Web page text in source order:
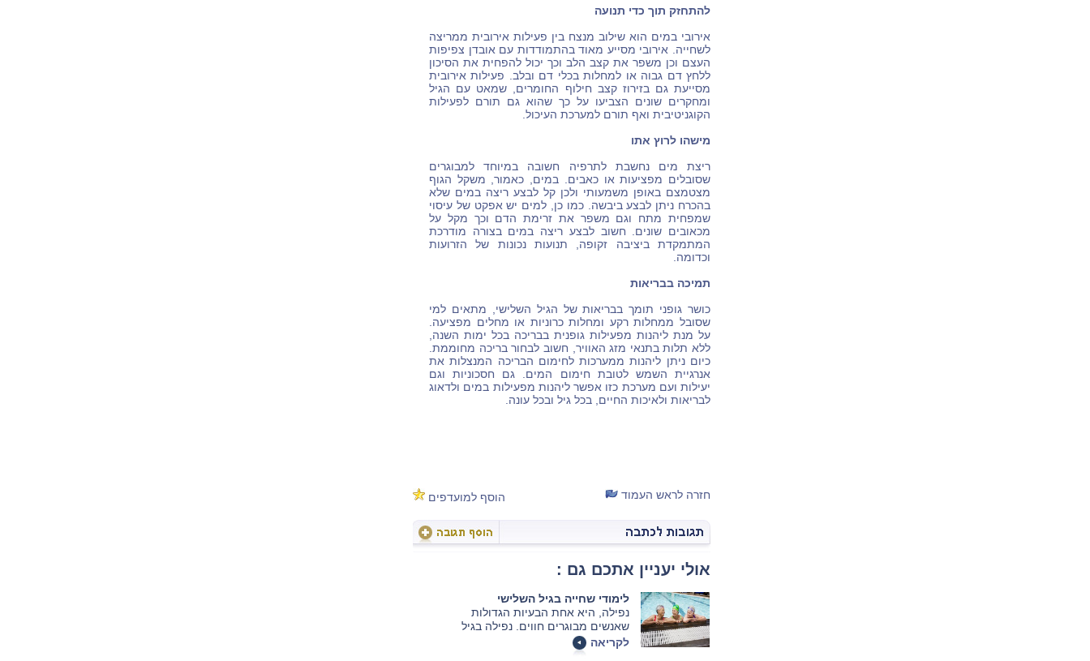
להתחזק תוך כדי תנועה
אירובי במים הוא שילוב מנצח בין פעילות אירובית ממריצה
לשחייה. אירובי מסייע מאוד בהתמודדות עם אובדן צפיפות
העצם וכן משפר את קצב הלב וכך יכול להפחית את הסיכון
ללחץ דם גבוה או למחלות בכלי דם ובלב. פעילות אירובית
מסייעת גם בזירוז קצב חילוף החומרים, שמאט עם הגיל
ומחקרים שונים הצביעו על כך שהוא גם תורם לפעילות
הקוגניטיבית ואף תורם למערכת העיכול.
מישהו לרוץ אתו
ריצת מים נחשבת לתרפיה חשובה במיוחד למבוגרים
שסובלים מפציעות או כאבים. במים, כאמור, משקל הגוף
מצטמצם באופן משמעותי ולכן קל לבצע ריצה במים שלא
בהכרח ניתן לבצע ביבשה. כמו כן, למים יש אפקט של עיסוי
שמפחית מתח וגם משפר את זרימת הדם וכך מקל על
מכאובים שונים. חשוב לבצע ריצה במים בצורה מודרכת
המתמקדת ביציבה זקופה, תנועות נכונות של הזרועות
וכדומה.
תמיכה בבריאות
כושר גופני תומך בבריאות של הגיל השלישי, מתאים למי
שסובל ממחלות רקע ומחלות כרוניות או מחלים מפציעה.
על מנת ליהנות מפעילות גופנית בבריכה בכל ימות השנה,
ללא תלות בתנאי מזג האוויר, חשוב לבחור בריכה מחוממת.
כיום ניתן ליהנות ממערכות לחימום הבריכה המנצלות את
אנרגיית השמש לטובת חימום המים. גם חסכוניות וגם
יעילות ועם מערכת כזו אפשר ליהנות מפעילות במים ולדאוג
לבריאות ולאיכות החיים, בכל גיל ובכל עונה.
חזרה לראש העמוד הוסף למועדפים
אולי יעניין אתכם גם :
לימודי שחייה בגיל השלישי
נפילה, היא אחת הבעיות הגדולות
שאנשים מבוגרים חווים. נפילה בגיל
מבוגר יכולה להשפיע על פגיעות
נוספות ומסוכנות. חוקרים סבורים
לקריאה